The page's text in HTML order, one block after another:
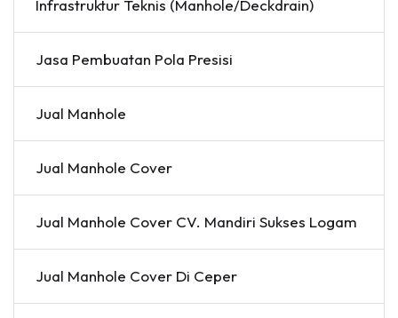
Infrastruktur Teknis (Manhole/Deckdrain)
Jasa Pembuatan Pola Presisi
Jual Manhole
Jual Manhole Cover
Jual Manhole Cover CV. Mandiri Sukses Logam
Jual Manhole Cover Di Ceper